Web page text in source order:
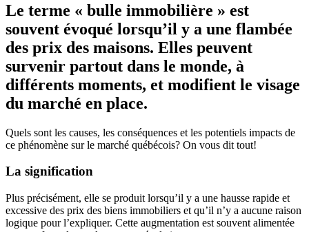
Le terme « bulle immobilière » est
souvent évoqué lorsqu’il y a une flambée
des prix des maisons. Elles peuvent
survenir partout dans le monde, à
différents moments, et modifient le visage
du marché en place.
Quels sont les causes, les conséquences et les potentiels impacts de
ce phénomène sur le marché québécois? On vous dit tout!
La signification
Plus précisément, elle se produit lorsqu’il y a une hausse rapide et
excessive des prix des biens immobiliers et qu’il n’y a aucune raison
logique pour l’expliquer. Cette augmentation est souvent alimentée